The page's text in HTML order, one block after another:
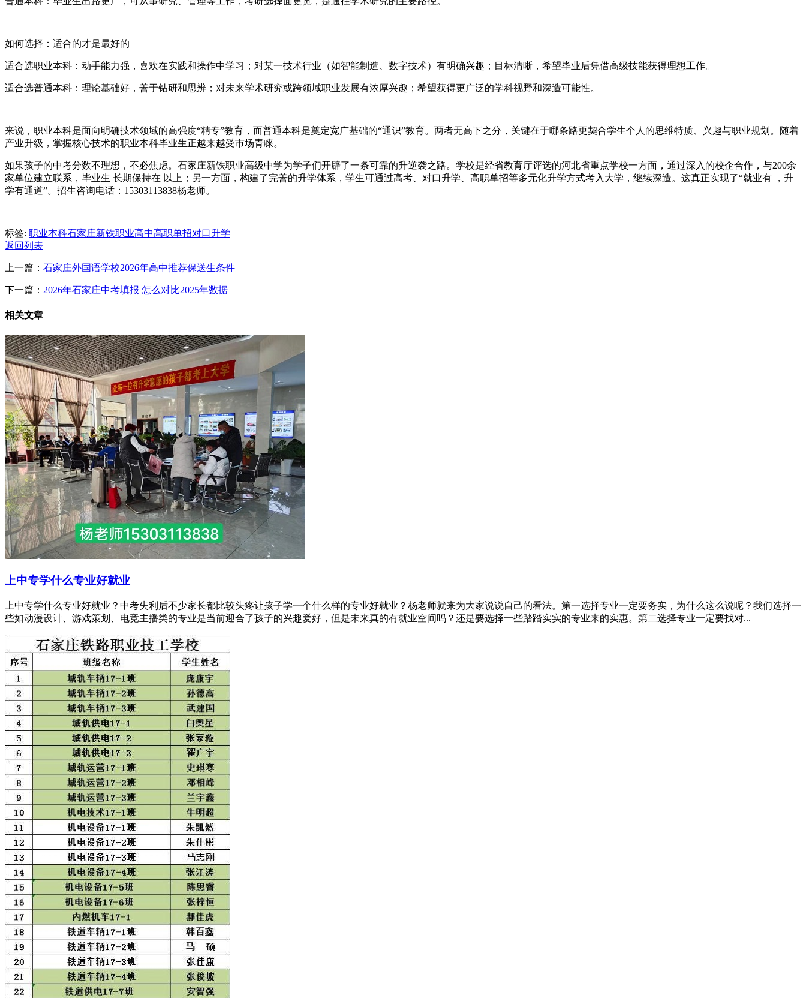
如何选择：适合的才是最好的
适合选职业本科：动手能力强，喜欢在实践和操作中学习；对某一技术行业（如智能制造、数字技术）有明确兴趣；目标清晰，希望毕业后凭借高级技能获得理想工作。
适合选普通本科：理论基础好，善于钻研和思辨；对未来学术研究或跨领域职业发展有浓厚兴趣；希望获得更广泛的学科视野和深造可能性。
来说，职业本科是面向明确技术领域的高强度“精专”教育，而普通本科是奠定宽广基础的“通识”教育。两者无高下之分，关键在于哪条路更契合学生个人的思维特质、兴趣与职业规划。随着
产业升级，掌握核心技术的职业本科毕业生正越来越受市场青睐。
如果孩子的中考分数不理想，不必焦虑。石家庄新铁职业高级中学为学子们开辟了一条可靠的升逆袭之路。学校是经省教育厅评选的河北省重点学校一方面，通过深入的校企合作，与200余
家单位建立联系，毕业生 长期保持在 以上；另一方面，构建了完善的升学体系，学生可通过高考、对口升学、高职单招等多元化升学方式考入大学，继续深造。这真正实现了“就业有 ，升
学有通道”。招生咨询电话：15303113838杨老师。
标签: 职业本科石家庄新铁职业高中高职单招对口升学
返回列表
上一篇： 石家庄外国语学校2026年高中推荐保送生条件
下一篇： 2026年石家庄中考填报 怎么对比2025年数据
相关文章
上中专学什么专业好就业
上中专学什么专业好就业？中考失利后不少家长都比较头疼让孩子学一个什么样的专业好就业？杨老师就来为大家说说自己的看法。第一选择专业一定要务实，为什么这么说呢？我们选择一
些如动漫设计、游戏策划、电竞主播类的专业是当前迎合了孩子的兴趣爱好，但是未来真的有就业空间吗？还是要选择一些踏踏实实的专业来的实惠。第二选择专业一定要找对...